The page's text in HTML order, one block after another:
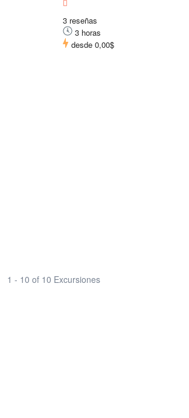
3 reseñas
3 horas
desde 0,00$
1 - 10 of 10 Excursiones